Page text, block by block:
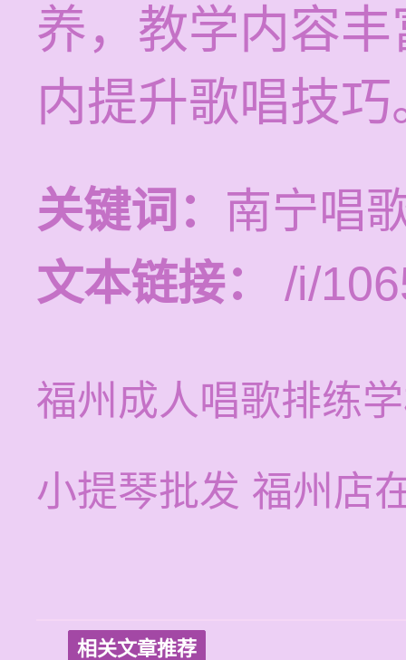
养，教学内容
内提升歌唱技巧
关键词： 南宁唱
文本链接：
/i/
福州成人唱歌排练
小提琴批发 福州店
相关文章推荐